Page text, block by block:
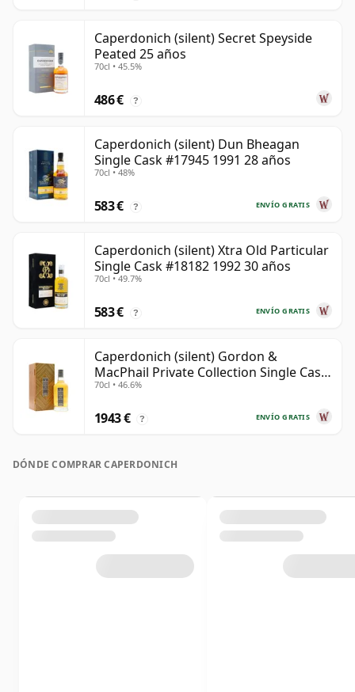
Caperdonich (silent) Secret Speyside
Peated 25 años
70cl • 45.5%
486 € ?
Caperdonich (silent) Dun Bheagan
Single Cask #17945 1991 28 años
70cl • 48%
ENVÍO GRATIS
583 € ?
Caperdonich (silent) Xtra Old Particular
Single Cask #18182 1992 30 años
70cl • 49.7%
ENVÍO GRATIS
583 € ?
Caperdonich (silent) Gordon &
MacPhail Private Collection Single Cask
# 1982 36 años
70cl • 46.6%
ENVÍO GRATIS
1943 € ?
DÓNDE COMPRAR CAPERDONICH